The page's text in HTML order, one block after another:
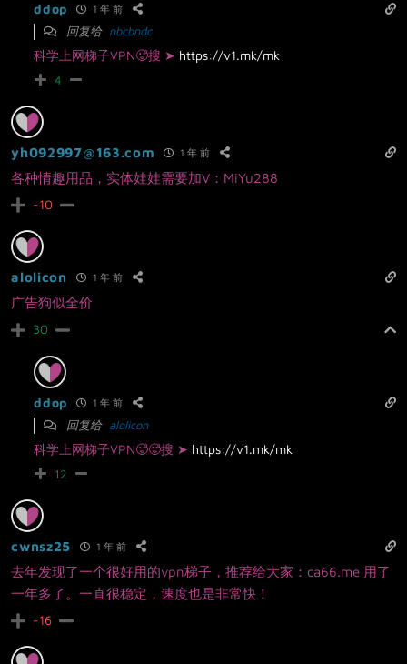
ddop 1 年 前
回复给 nbcbndc
科学上网梯子VPN🥵搜 ➤ https://v1.mk/mk
4
yh092997@163.com 1 年 前
各种情趣用品，实体娃娃需要加V：MiYu288
-10
alolicon 1 年 前
广告狗似全价
30
ddop 1 年 前
回复给 alolicon
科学上网梯子VPN🥵🥵搜 ➤ https://v1.mk/mk
12
cwnsz25 1 年 前
去年发现了一个很好用的vpn梯子，推荐给大家：ca66.me 用了
一年多了。一直很稳定，速度也是非常快！
-16